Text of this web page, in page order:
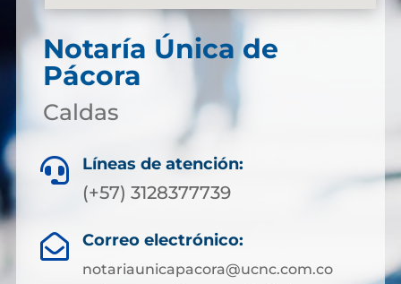
Notaría Única de
Pácora
Caldas
 Líneas de atención:
(+57) 3128377739
 Correo electrónico:
notariaunicapacora@ucnc.com.co